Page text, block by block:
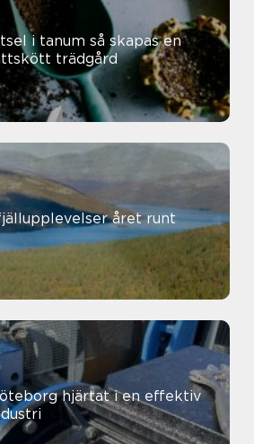
så skapas en
trädgård
idre fjällupplevelser året runt
i en effektiv